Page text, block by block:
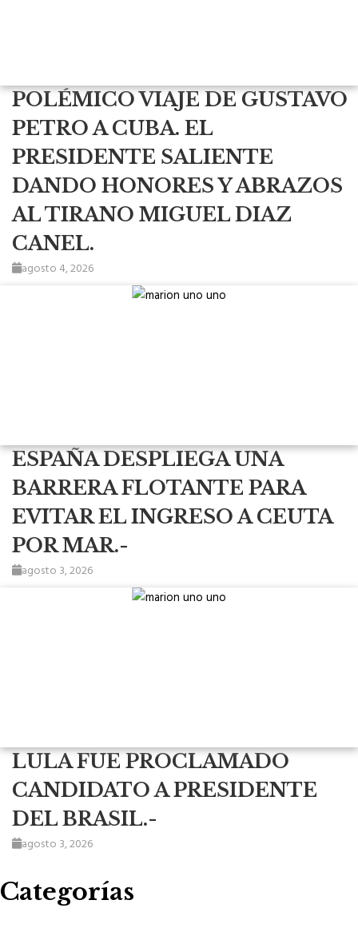
POLÉMICO VIAJE DE GUSTAVO
PETRO A CUBA. EL
PRESIDENTE SALIENTE
DANDO HONORES Y ABRAZOS
AL TIRANO MIGUEL DIAZ
CANEL.
agosto 4, 2026
ESPAÑA DESPLIEGA UNA
BARRERA FLOTANTE PARA
EVITAR EL INGRESO A CEUTA
POR MAR.-
agosto 3, 2026
LULA FUE PROCLAMADO
CANDIDATO A PRESIDENTE
DEL BRASIL.-
agosto 3, 2026
Categorías